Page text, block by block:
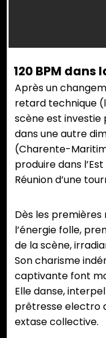
120 BPM dans
Après un
retard technique
scène est investie
dans une autre
(Charente-
produire dans
Réunion d’une
Dès les premières
l’énergie folle,
de la scène,
Son charisme
captivante font
Elle danse,
prêtresse electro
extase collective.